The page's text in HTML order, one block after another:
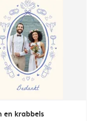
en krabbels